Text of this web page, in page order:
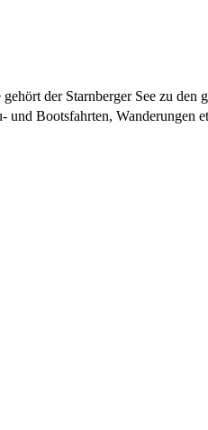
der Starnberger See zu den
Bootsfahrten, Wanderungen